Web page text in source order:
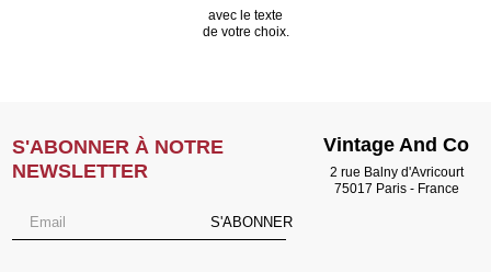
avec le texte
de votre choix.
S'ABONNER À NOTRE
NEWSLETTER
S'ABONNER
Vintage And Co
2 rue Balny d'Avricourt
75017 Paris - France